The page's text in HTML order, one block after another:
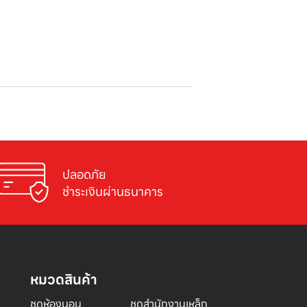
ปลอดภัย
ชำระเงินผ่านธนาคาร
หมวดสินค้า